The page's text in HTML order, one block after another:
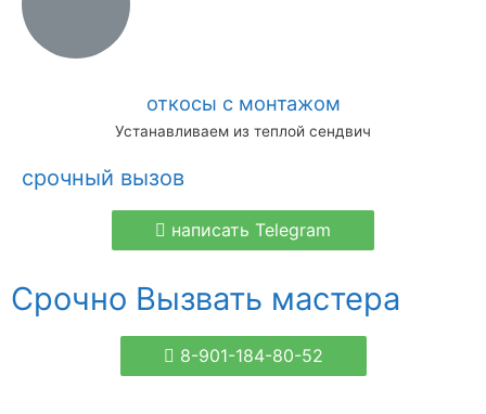
откосы с монтажом
Устанавливаем из теплой сендвич
срочный вызов
написать Telegram
Срочно Вызвать мастера
8-901-184-80-52